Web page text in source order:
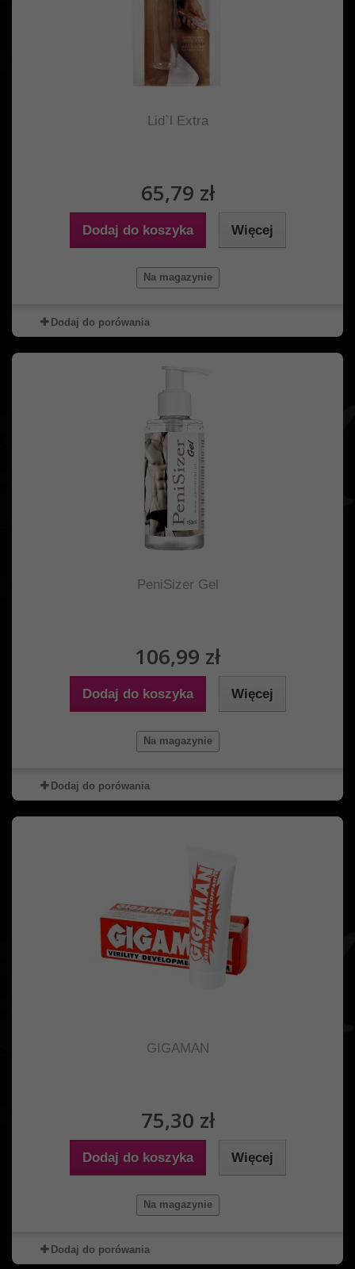
Lid`l Extra
65,79 zł
Dodaj do koszyka Więcej
Na magazynie
Dodaj do porówania
PeniSizer Gel
106,99 zł
Dodaj do koszyka Więcej
Na magazynie
Dodaj do porówania
GIGAMAN
75,30 zł
Dodaj do koszyka Więcej
Na magazynie
Dodaj do porówania